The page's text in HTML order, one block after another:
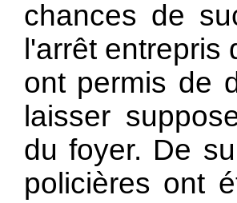
chances de
l'arrêt
ont permis de
laisser
du foyer. De
policières ont